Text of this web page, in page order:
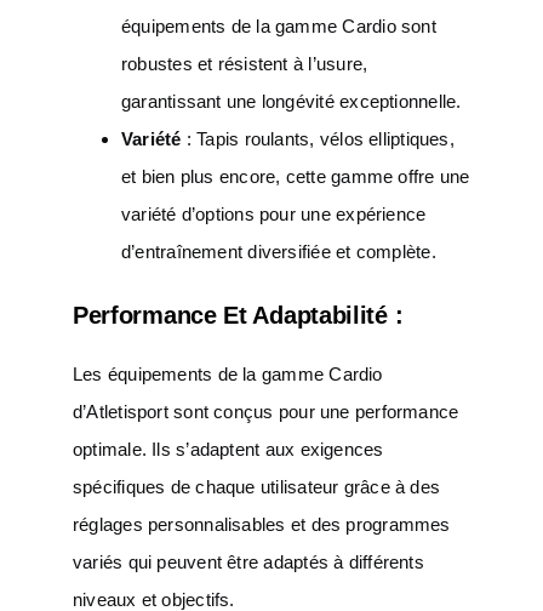
équipements de la gamme Cardio sont
robustes et résistent à l’usure,
garantissant une longévité exceptionnelle.
Variété : Tapis roulants, vélos elliptiques,
et bien plus encore, cette gamme offre une
variété d’options pour une expérience
d’entraînement diversifiée et complète.
Performance Et Adaptabilité :
Les équipements de la gamme Cardio
d’Atletisport sont conçus pour une performance
optimale. Ils s’adaptent aux exigences
spécifiques de chaque utilisateur grâce à des
réglages personnalisables et des programmes
variés qui peuvent être adaptés à différents
niveaux et objectifs.